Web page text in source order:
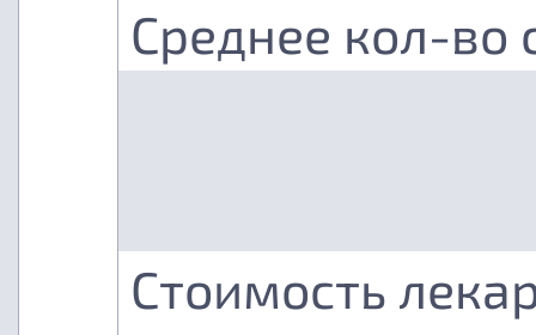
Среднее кол-во
Стоимость